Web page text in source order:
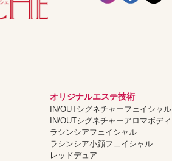
オリジナルエステ技術
IN/OUTシグネチャーフェイシャル
IN/OUTシグネチャーアロマボディ
ラシンシアフェイシャル
ラシンシア小顔フェイシャル
レッドデュア